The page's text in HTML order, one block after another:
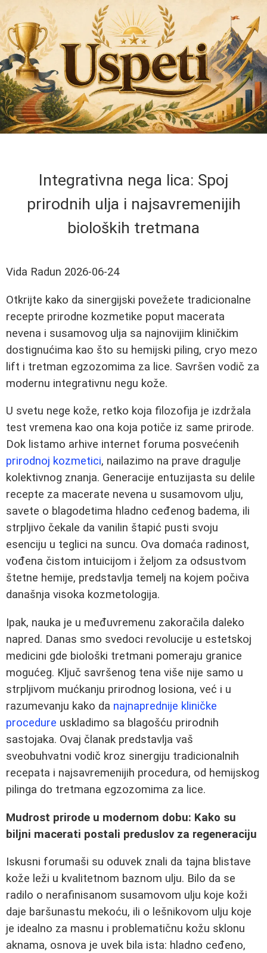
Integrativna nega lica: Spoj
prirodnih ulja i najsavremenijih
bioloških tretmana
Vida Radun 2026-06-24
Otkrijte kako da sinergijski povežete tradicionalne
recepte prirodne kozmetike poput macerata
nevena i susamovog ulja sa najnovijim kliničkim
dostignućima kao što su hemijski piling, cryo mezo
lift i tretman egzozomima za lice. Savršen vodič za
modernu integrativnu negu kože.
U svetu nege kože, retko koja filozofija je izdržala
test vremena kao ona koja potiče iz same prirode.
Dok listamo arhive internet foruma posvećenih
prirodnoj kozmetici, nailazimo na prave dragulje
kolektivnog znanja. Generacije entuzijasta su delile
recepte za macerate nevena u susamovom ulju,
savete o blagodetima hladno ceđenog badema, ili
strpljivo čekale da vanilin štapić pusti svoju
esenciju u teglici na suncu. Ova domaća radinost,
vođena čistom intuicijom i željom za odsustvom
štetne hemije, predstavlja temelj na kojem počiva
današnja visoka kozmetologija.
Ipak, nauka je u međuvremenu zakoračila daleko
napred. Danas smo svedoci revolucije u estetskoj
medicini gde biološki tretmani pomeraju granice
mogućeg. Ključ savršenog tena više nije samo u
strpljivom mućkanju prirodnog losiona, već i u
razumevanju kako da najnaprednije kliničke
procedure uskladimo sa blagošću prirodnih
sastojaka. Ovaj članak predstavlja vaš
sveobuhvatni vodič kroz sinergiju tradicionalnih
recepata i najsavremenijih procedura, od hemijskog
pilinga do tretmana egzozomima za lice.
Mudrost prirode u modernom dobu: Kako su
biljni macerati postali preduslov za regeneraciju
Iskusni forumaši su oduvek znali da tajna blistave
kože leži u kvalitetnom baznom ulju. Bilo da se
radilo o nerafinisanom susamovom ulju koje koži
daje baršunastu mekoću, ili o lešnikovom ulju koje
je idealno za masnu i problematičnu kožu sklonu
aknama, osnova je uvek bila ista: hladno ceđeno,